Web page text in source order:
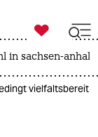

taz zahl ich
in sachsen-anhalt
vielfaltsbereit